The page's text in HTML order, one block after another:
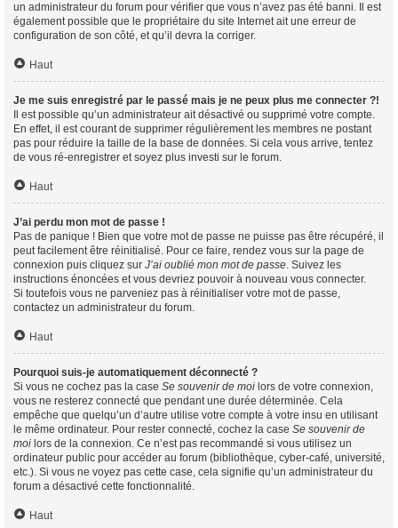
un administrateur du forum pour vérifier que vous n’avez pas été banni. Il est
également possible que le propriétaire du site Internet ait une erreur de
configuration de son côté, et qu’il devra la corriger.
Haut
Je me suis enregistré par le passé mais je ne peux plus me connecter ?!
Il est possible qu’un administrateur ait désactivé ou supprimé votre compte.
En effet, il est courant de supprimer régulièrement les membres ne postant
pas pour réduire la taille de la base de données. Si cela vous arrive, tentez
de vous ré-enregistrer et soyez plus investi sur le forum.
Haut
J’ai perdu mon mot de passe !
Pas de panique ! Bien que votre mot de passe ne puisse pas être récupéré, il
peut facilement être réinitialisé. Pour ce faire, rendez vous sur la page de
connexion puis cliquez sur J’ai oublié mon mot de passe. Suivez les
instructions énoncées et vous devriez pouvoir à nouveau vous connecter.
Si toutefois vous ne parveniez pas à réinitialiser votre mot de passe,
contactez un administrateur du forum.
Haut
Pourquoi suis-je automatiquement déconnecté ?
Si vous ne cochez pas la case Se souvenir de moi lors de votre connexion,
vous ne resterez connecté que pendant une durée déterminée. Cela
empêche que quelqu’un d’autre utilise votre compte à votre insu en utilisant
le même ordinateur. Pour rester connecté, cochez la case Se souvenir de
moi lors de la connexion. Ce n’est pas recommandé si vous utilisez un
ordinateur public pour accéder au forum (bibliothèque, cyber-café, université,
etc.). Si vous ne voyez pas cette case, cela signifie qu’un administrateur du
forum a désactivé cette fonctionnalité.
Haut